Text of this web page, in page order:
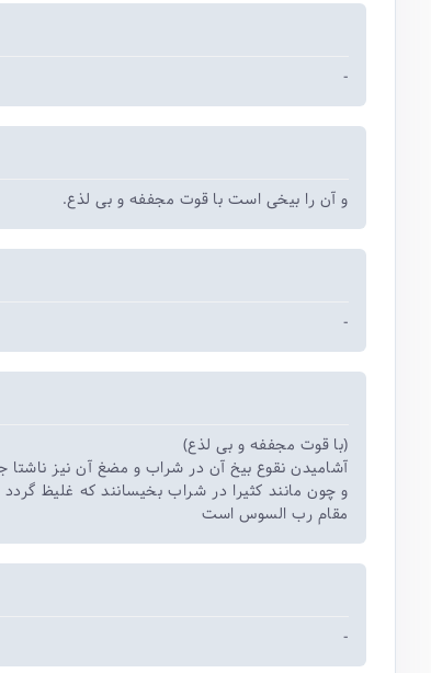
-
و آن را بیخی است با قوت مجففه و بی لذع.
-
(با قوت مجففه و بی لذع)
آشامیدن نقوع بیخ آن در شراب و مضغ آن نیز
و چون مانند کثیرا در شراب بخیسانند که غلیظ
مقام رب السوس است
-